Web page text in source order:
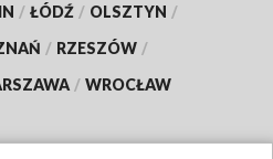
/ ŁÓDŹ / OLSZTYN /
/ RZESZÓW /
/ WROCŁAW